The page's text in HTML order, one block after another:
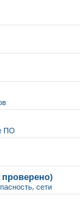
ПО
проверено)
сети